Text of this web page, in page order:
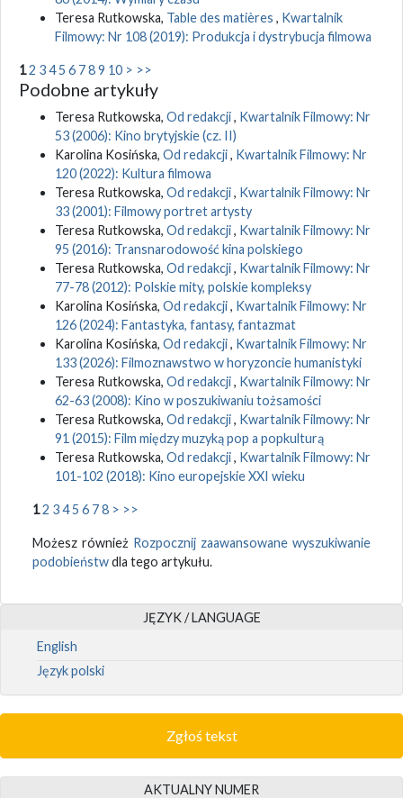
Teresa Rutkowska, Table des matières , Kwartalnik
Filmowy: Nr 108 (2019): Produkcja i dystrybucja filmowa
12 345 6 789 10 > >>
Podobne artykuły
Teresa Rutkowska, Od redakcji, Kwartalnik Filmowy: Nr
53 (2006): Kino brytyjskie (cz. II)
Karolina Kosińska, Od redakcji, Kwartalnik Filmowy: Nr
120 (2022): Kultura filmowa
Teresa Rutkowska, Od redakcji, Kwartalnik Filmowy: Nr
33 (2001): Filmowy portret artysty
Teresa Rutkowska, Od redakcji, Kwartalnik Filmowy: Nr
95 (2016): Transnarodowość kina polskiego
Teresa Rutkowska, Od redakcji, Kwartalnik Filmowy: Nr
77-78 (2012): Polskie mity, polskie kompleksy
Karolina Kosińska, Od redakcji, Kwartalnik Filmowy: Nr
126 (2024): Fantastyka, fantasy, fantazmat
Karolina Kosińska, Od redakcji, Kwartalnik Filmowy: Nr
133 (2026): Filmoznawstwo w horyzoncie humanistyki
Teresa Rutkowska, Od redakcji, Kwartalnik Filmowy: Nr
62-63 (2008): Kino w poszukiwaniu tożsamości
Teresa Rutkowska, Od redakcji, Kwartalnik Filmowy: Nr
91 (2015): Film między muzyką pop a popkulturą
Teresa Rutkowska, Od redakcji, Kwartalnik Filmowy: Nr
101-102 (2018): Kino europejskie XXI wieku
12 345 6 78 > >>
Możesz również Rozpocznij zaawansowane wyszukiwanie
podobieństwdla tego artykułu.
JĘZYK / LANGUAGE
English
Język polski
Zgłoś tekst
AKTUALNY NUMER